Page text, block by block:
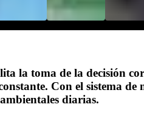
la toma de la decisión
Con el sistema
diarias.